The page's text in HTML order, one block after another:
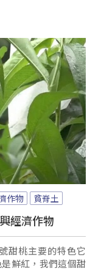
作物 貧脊土
經濟作物
甜桃主要的特色它
鮮紅，我們這個甜